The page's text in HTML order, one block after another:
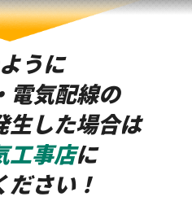
うに
電気配線の
生した場合は
工事店に
ださい！